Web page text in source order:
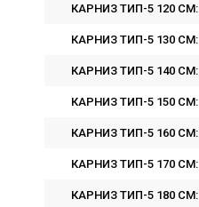
КАРНИЗ ТИП-5 120 СМ:
КАРНИЗ ТИП-5 130 СМ:
КАРНИЗ ТИП-5 140 СМ:
КАРНИЗ ТИП-5 150 СМ:
КАРНИЗ ТИП-5 160 СМ:
КАРНИЗ ТИП-5 170 СМ:
КАРНИЗ ТИП-5 180 СМ: